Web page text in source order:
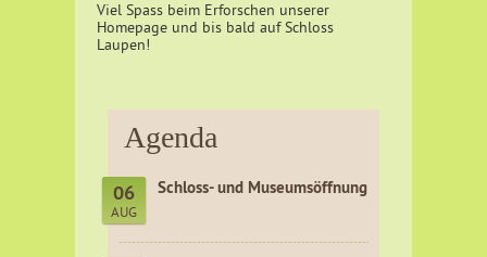
Viel Spass beim Erforschen unserer
Homepage und bis bald auf Schloss
Laupen!
Agenda
06
AUG
Schloss- und Museumsöffnung